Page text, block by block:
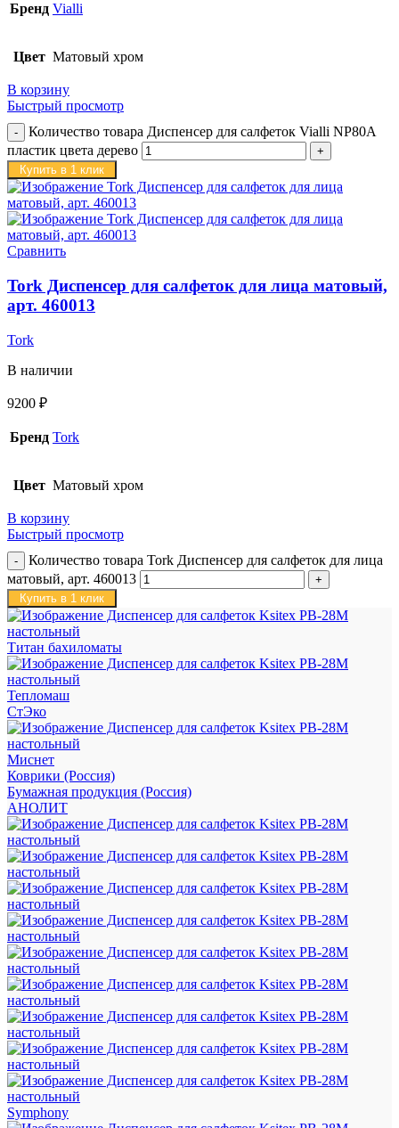
Бренд Vialli
Цвет Матовый хром
В корзину
Быстрый просмотр
Количество товара Диспенсер для салфеток Vialli NP80A
пластик цвета дерево
Купить в 1 клик
Сравнить
Tork Диспенсер для салфеток для лица матовый,
арт. 460013
Tork
В наличии
9200 ₽
Бренд Tork
Цвет Матовый хром
В корзину
Быстрый просмотр
Количество товара Tork Диспенсер для салфеток для лица
матовый, арт. 460013
Купить в 1 клик
Титан бахиломаты
Тепломаш
СтЭко
Миснет
Коврики (Россия)
Бумажная продукция (Россия)
АНОЛИТ
Symphony